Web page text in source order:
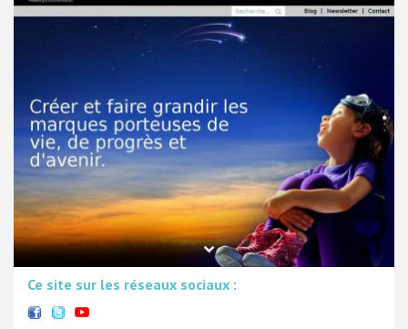
Ce site sur les réseaux sociaux :